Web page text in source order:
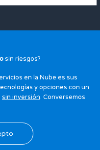
sin riesgos?
en la Nube es sus
y opciones con un
sin inversión. Conversemos